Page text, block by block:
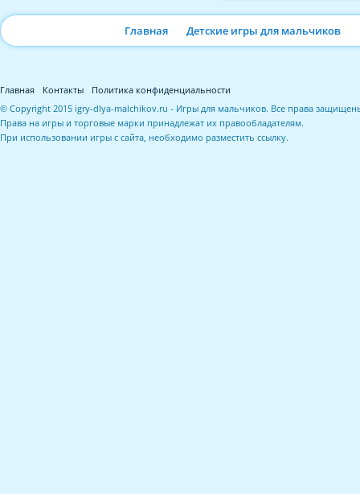
Главная Детские игры для мальчиков
Главная Контакты
Политика конфиденциальности
© Copyright 2015 igry-dlya-malchikov.ru - Игры для мальчиков. Все права
Права на игры и торговые марки принадлежат их правообладателям.
При использовании игры с сайта, необходимо разместить ссылку.